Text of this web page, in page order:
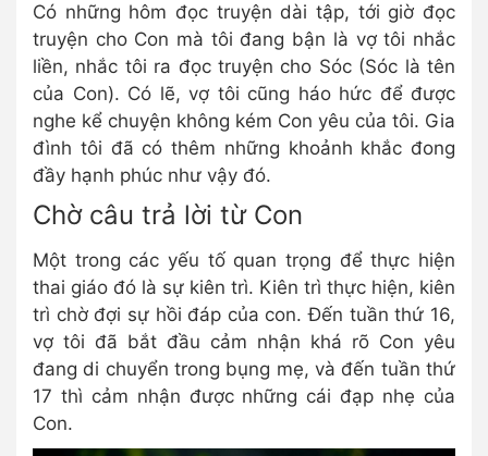
Có những hôm đọc truyện dài tập, tới giờ đọc
truyện cho Con mà tôi đang bận là vợ tôi nhắc
liền, nhắc tôi ra đọc truyện cho Sóc (Sóc là tên
của Con). Có lẽ, vợ tôi cũng háo hức để được
nghe kể chuyện không kém Con yêu của tôi. Gia
đình tôi đã có thêm những khoảnh khắc đong
đầy hạnh phúc như vậy đó.
Chờ câu trả lời từ Con
Một trong các yếu tố quan trọng để thực hiện
thai giáo đó là sự kiên trì. Kiên trì thực hiện, kiên
trì chờ đợi sự hồi đáp của con. Đến tuần thứ 16,
vợ tôi đã bắt đầu cảm nhận khá rõ Con yêu
đang di chuyển trong bụng mẹ, và đến tuần thứ
17 thì cảm nhận được những cái đạp nhẹ của
Con.